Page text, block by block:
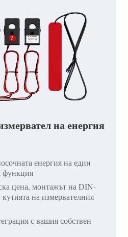
на енергия
енергия на един
функция
цена, монтажът на DIN-
на измервателния
с вашия собствен